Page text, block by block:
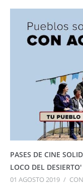
PASES DE CINE
LOCO DEL DESIERTO'
01 AGOSTO 2019 /